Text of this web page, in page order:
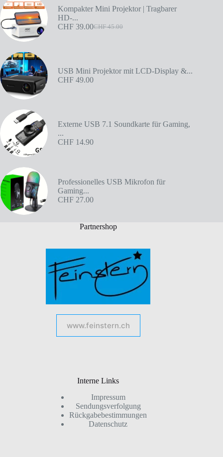
Kompakter Mini Projektor | Tragbarer
HD-...
CHF45.00
CHF 39.00
USB Mini Projektor mit LCD-Display &...
CHF 49.00
Externe USB 7.1 Soundkarte für Gaming,
...
CHF 14.90
Professionelles USB Mikrofon für
Gaming...
CHF 27.00
Partnershop
www.feinstern.ch
Interne Links
Impressum
Sendungsverfolgung
Rückgabebestimmungen
Datenschutz